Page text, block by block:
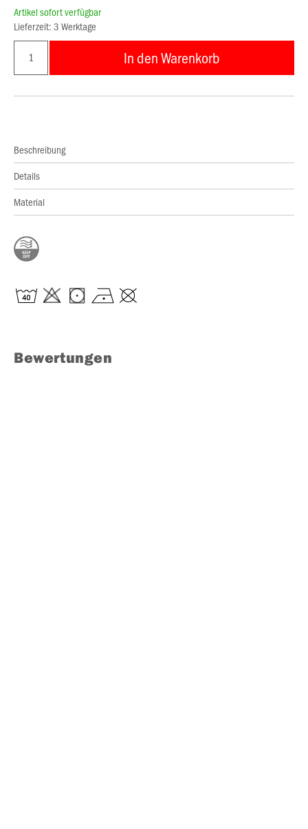
Artikel sofort verfügbar
Lieferzeit: 3 Werktage
In den Warenkorb
Beschreibung
Details
Material
Bewertungen